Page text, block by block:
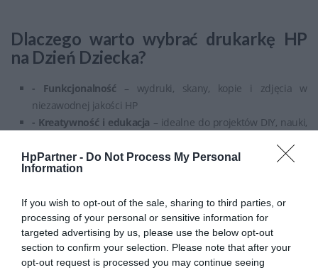
HpPartner - Do Not Process My Personal
Information
If you wish to opt-out of the sale, sharing to third parties, or
processing of your personal or sensitive information for
targeted advertising by us, please use the below opt-out
section to confirm your selection. Please note that after your
opt-out request is processed you may continue seeing
Dlaczego warto wybrać drukarkę HP
na Dzień Dziecka?
- Funkcjonalność – wydruki, skany, kopie i zdjęcia w
niezawodnej jakości HP
- Kreatywność i edukacja – idealne do projektów DIY, nauki,
- Technologia i styl– nowoczesny design i intuicyjna obsługa
przez aplikację HP Smart
połączenie przez Wi-Fi
- Organizacja i rozwój – świetne narzędzie do nauki,
porządkowania i twórczych działań